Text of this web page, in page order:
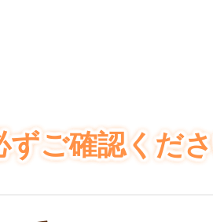
ずご確認くだ